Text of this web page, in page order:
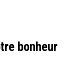
bonheur